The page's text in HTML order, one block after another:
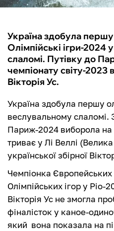
Україна здобула першу
Олімпійські ігри-2024
слаломі. Путівку до
чемпіонату світу-2023
Вікторія Ус.
Україна здобула першу
веслувальному слаломі.
Париж-2024 виборола на
триває у Лі Веллі
української збірної
Чемпіонка
Олімпійських ігор у Ріо-
Вікторія Ус не змогла
фіналісток у каное-
який вона показала на